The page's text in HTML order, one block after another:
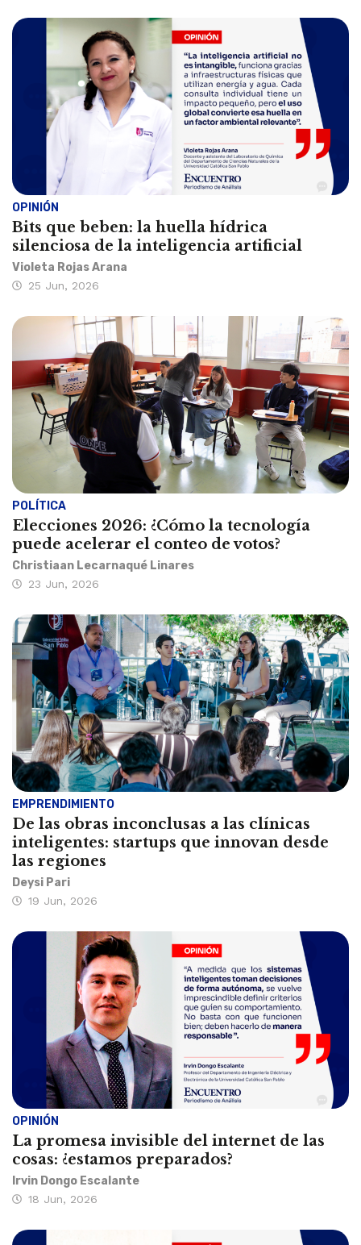
OPINIÓN
Bits que beben: la huella hídrica
silenciosa de la inteligencia artificial
Violeta Rojas Arana
25 Jun, 2026
POLÍTICA
Elecciones 2026: ¿Cómo la tecnología
puede acelerar el conteo de votos?
Christiaan Lecarnaqué Linares
23 Jun, 2026
EMPRENDIMIENTO
De las obras inconclusas a las clínicas
inteligentes: startups que innovan desde
las regiones
Deysi Pari
19 Jun, 2026
OPINIÓN
La promesa invisible del internet de las
cosas: ¿estamos preparados?
Irvin Dongo Escalante
18 Jun, 2026